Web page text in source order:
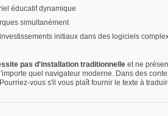
éducatif dynamique
simultanément
initiaux dans des logiciels
pas d'installation traditionnelle et ne
quel navigateur moderne. Dans des
Pourriez-vous s'il vous plaît fournir le texte à